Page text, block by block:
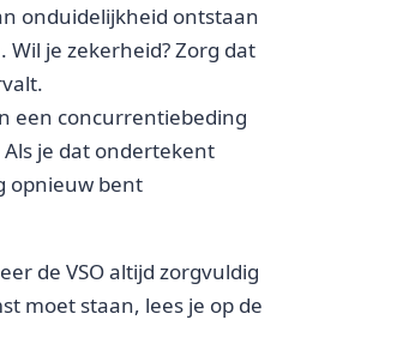
onduidelijkheid ontstaan
je zekerheid? Zorg dat
een concurrentiebeding
je dat ondertekent
opnieuw bent
de VSO altijd zorgvuldig
moet staan, lees je op de